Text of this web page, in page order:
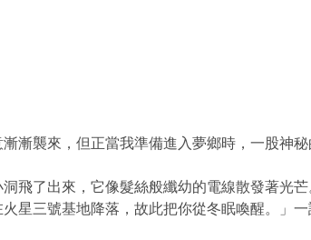
漸襲來，但正當我準備進入夢鄉時，一股神
了出來，它像髮絲般纖幼的電線散發著光
星三號基地降落，故此把你從冬眠喚醒。」